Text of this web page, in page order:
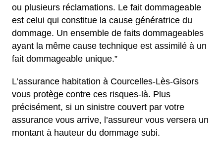
ou plusieurs réclamations. Le fait dommageable
est celui qui constitue la cause génératrice du
dommage. Un ensemble de faits dommageables
ayant la même cause technique est assimilé à un
fait dommageable unique.”
L’assurance habitation à Courcelles-Lès-Gisors
vous protège contre ces risques-là. Plus
précisément, si un sinistre couvert par votre
assurance vous arrive, l’assureur vous versera un
montant à hauteur du dommage subi.